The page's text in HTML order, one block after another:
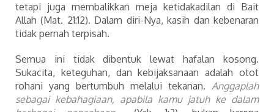
tetapi juga membalikkan meja ketidakadilan di Bait
Allah (Mat. 21:12). Dalam diri-Nya, kasih dan kebenaran
tidak pernah terpisah.
Semua ini tidak dibentuk lewat hafalan kosong.
Sukacita, keteguhan, dan kebijaksanaan adalah otot
rohani yang bertumbuh melalui tekanan. Anggaplah
sebagai kebahagiaan, apabila kamu jatuh ke dalam